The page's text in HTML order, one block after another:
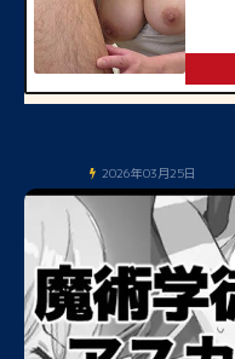
2026年03月25日